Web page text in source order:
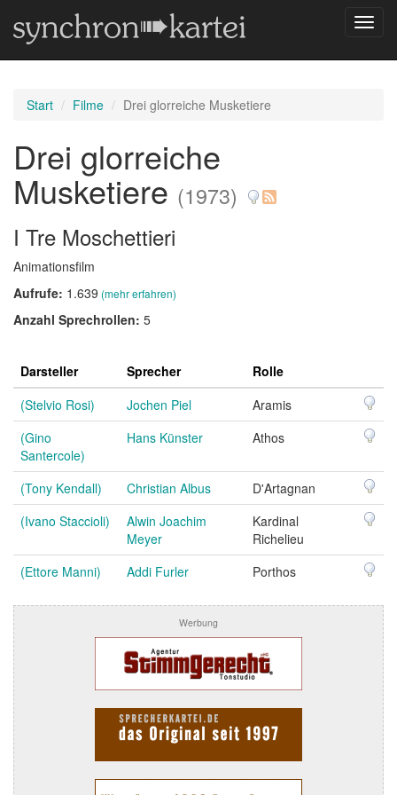
Start Filme Drei glorreiche Musketiere
Drei glorreiche
Musketiere (1973)
I Tre Moschettieri
Animationsfilm
Aufrufe: 1.639 (mehr erfahren)
Anzahl Sprechrollen: 5
Darsteller Sprecher
Rolle
(Stelvio Rosi)
Jochen Piel
Aramis
(Gino
Santercole)
Hans Künster Athos
(Tony Kendall) Christian Albus
D'Artagnan
(Ivano Staccioli)
Alwin Joachim
Meyer
Kardinal
Richelieu
(Ettore Manni)
Addi Furler Porthos
Werbung